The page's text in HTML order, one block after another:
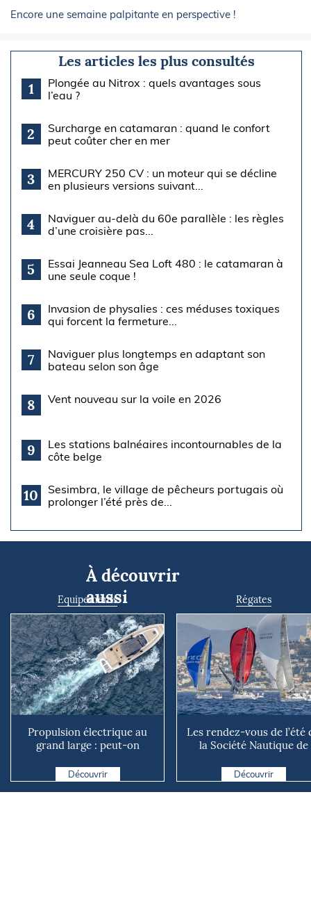
Encore une semaine palpitante en perspective !
Les articles les plus consultés
1
Plongée au Nitrox : quels avantages sous
l’eau ?
2
Surcharge en catamaran : quand le confort
peut coûter cher en mer
3
MERCURY 250 CV : un moteur qui se décline
en plusieurs versions suivant...
4
Naviguer au-delà du 60e parallèle : les règles
d’une croisière pas...
5
Essai Jeanneau Sea Loft 480 : le catamaran à
une seule coque !
6
Invasion de physalies : ces méduses toxiques
qui forcent la fermeture...
7
Naviguer plus longtemps en adaptant son
bateau selon son âge
8 Vent nouveau sur la voile en 2026
9
Les stations balnéaires incontournables de la
côte belge
10
Sesimbra, le village de pêcheurs portugais où
prolonger l’été près de...
À découvrir
aussi
Equipements
Propulsion électrique au
grand large : peut-on
Découvrir
Régates
Les rendez-vous de l’été
la Société Nautique de
Découvrir